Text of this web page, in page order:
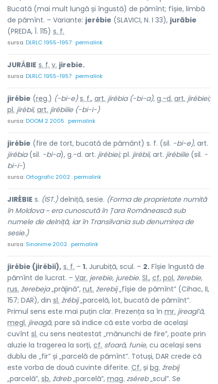
Bucată (mai mult lungă și îngustă) de pămînt; fîșie, limbă
de pămînt. – Variante: jerébie (SLAVICI, N. I 33), jurăbie
(PREDA, Î. 115) s. f.
sursa:DLRLC 1955-1957 permalink
JURẮBIE s. f. v. jirebie.
sursa:DLRLC 1955-1957 permalink
jirébie (reg.) (-bi-e) s. f., art. jirébia (-bi-a), g.-d. art. jirébiei;
pl. jirébii, art. jirébiile (-bi-i-)
sursa:DOOM 2 2005 permalink
jirébie (fire de tort, bucată de pământ) s. f. (sil. -bi-e), art.
jirébia(sil. -bi-a), g.-d. art. jirébiei;pl. jirébii, art. jirébiile(sil. -
bi-i-)
sursa: Ortografic 2002 permalink
JIRÉBIE s. (IST.)delniță, sesie. (Forma de proprietate numită
în Moldova ~ era cunoscută în Țara Românească sub
numele de delniță, iar în Transilvania sub denumirea de
sesie.)
sursa: Sinonime 2002 permalink
jirébie (jirébii), s. f. – 1. Jurubiță, scul. – 2. Fîșie îngustă de
pămînt de lucrat. – Var. jerebie, jurebie. Sl., cf. pol. žerebie,
rus. žerebeja„prăjină”, rut. žerebij„fîșie de pămînt” (Cihac, II,
157; DAR), din sl. žrĕbij„parcelă, lot, bucată de pămînt”.
Primul sens este mai puțin clar. Prezența sa în mr. jireagl’ă,
megl. jireagă, pare să indice că este vorba de același
cuvînt sl. cu sens neatestat „mănunchi de fire”, poate prin
aluzie la tragerea la sorți, cf. sfoară, funie, cu același sens
dublu de „fir” și „parcelă de pămînt”. Totuși, DAR crede că
este vorba de două cuvinte diferite. Cf. și bg. žrebij
„parcelă”, sb. ždreb„parcelă”, mag. zséreb„scul”. Se